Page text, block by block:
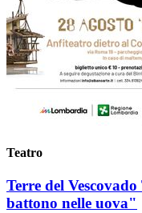
Teatro
Terre del
battono nelle uova"